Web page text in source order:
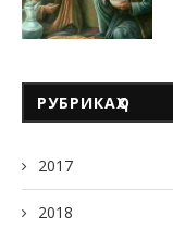
РУБРИКАҲО
2017
2018